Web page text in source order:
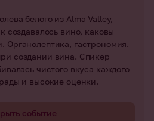
белого из Alma Valley,
создавалось вино, каковы
Органолептика, гастрономия.
создании вина. Спикер
чистого вкуса каждого
и высокие оценки.
событие